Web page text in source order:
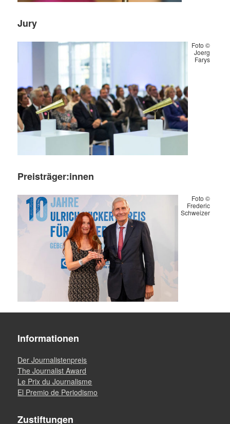
Jury
Foto ©
Joerg
Farys
Preisträger:innen
Foto ©
Frederic
Schweizer
Informationen
Der Journalistenpreis
The Journalist Award
Le Prix du Journalisme
El Premio de Periodismo
Zustiftungen